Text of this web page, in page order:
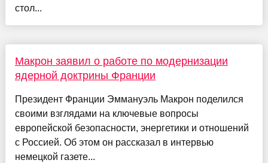
стол...
Макрон заявил о работе по модернизации
ядерной доктрины Франции
Президент Франции Эммануэль Макрон поделился
своими взглядами на ключевые вопросы
европейской безопасности, энергетики и отношений
с Россией. Об этом он рассказал в интервью
немецкой газете...